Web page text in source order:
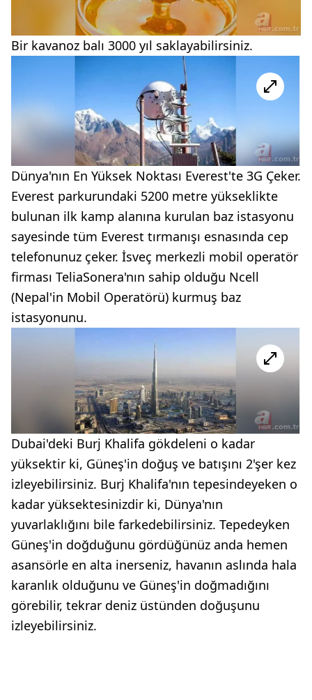
Bir kavanoz balı 3000 yıl saklayabilirsiniz.
Dünya'nın En Yüksek Noktası Everest'te 3G Çeker.
Everest parkurundaki 5200 metre yükseklikte
bulunan ilk kamp alanına kurulan baz istasyonu
sayesinde tüm Everest tırmanışı esnasında cep
telefonunuz çeker. İsveç merkezli mobil operatör
firması TeliaSonera'nın sahip olduğu Ncell
(Nepal'in Mobil Operatörü) kurmuş baz
istasyonunu.
Dubai'deki Burj Khalifa gökdeleni o kadar
yüksektir ki, Güneş'in doğuş ve batışını 2'şer kez
izleyebilirsiniz. Burj Khalifa'nın tepesindeyeken o
kadar yüksektesinizdir ki, Dünya'nın
yuvarlaklığını bile farkedebilirsiniz. Tepedeyken
Güneş'in doğduğunu gördüğünüz anda hemen
asansörle en alta inerseniz, havanın aslında hala
karanlık olduğunu ve Güneş'in doğmadığını
görebilir, tekrar deniz üstünden doğuşunu
izleyebilirsiniz.